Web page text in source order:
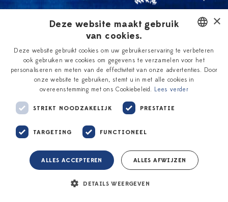
Vragen? We helpen je graag verder
Veelgestelde vragen
Direct antwoord op al je vragen
Contact
Binnen 48 uur antwoord op je vraag
Bezoek één van onze winkels
Alle adressen en openingstijden
DUTCH
ENGLISH
×
Deze website maakt gebruik
van cookies.
Deze website gebruikt cookies om uw gebruikerservaring te verbeteren
ook gebruiken we cookies om gegevens te verzamelen voor het
personaliseren en meten van de effectiviteit van onze advertenties. Door
onze website te gebruiken, stemt u in met alle cookies in
overeenstemming met ons Cookiebeleid. Lees verder
STRIKT NOODZAKELIJK PRESTATIE
TARGETING FUNCTIONEEL
ALLES ACCEPTEREN ALLES AFWIJZEN
DETAILS WEERGEVEN